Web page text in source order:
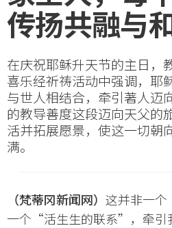
传扬共融与
在庆祝耶稣升天节的主日，
喜乐经祈祷活动中强调，耶
与世人相结合，牵引著人迈
的教导善度这段迈向天父的
活并拓展愿景，使这一切朝
满。
（梵蒂冈新闻网） 这并非一
一个“活生生的联系”，牵